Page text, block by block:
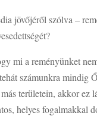
jövőjéről szólva –
mi a reményünket
számunkra mindig
területein, akkor
helyes fogalmakkal